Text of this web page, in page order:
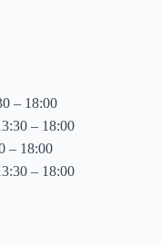
– 18:00
– 18:00
– 18:00
– 18:00